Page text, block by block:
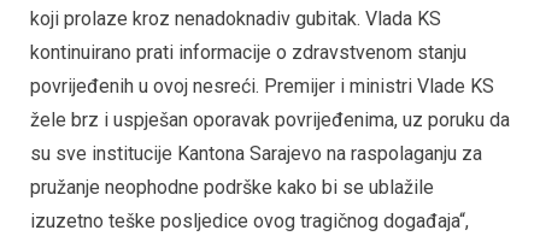
koji prolaze kroz nenadoknadiv gubitak. Vlada KS
kontinuirano prati informacije o zdravstvenom stanju
povrijeđenih u ovoj nesreći. Premijer i ministri Vlade KS
žele brz i uspješan oporavak povrijeđenima, uz poruku da
su sve institucije Kantona Sarajevo na raspolaganju za
pružanje neophodne podrške kako bi se ublažile
izuzetno teške posljedice ovog tragičnog događaja“,